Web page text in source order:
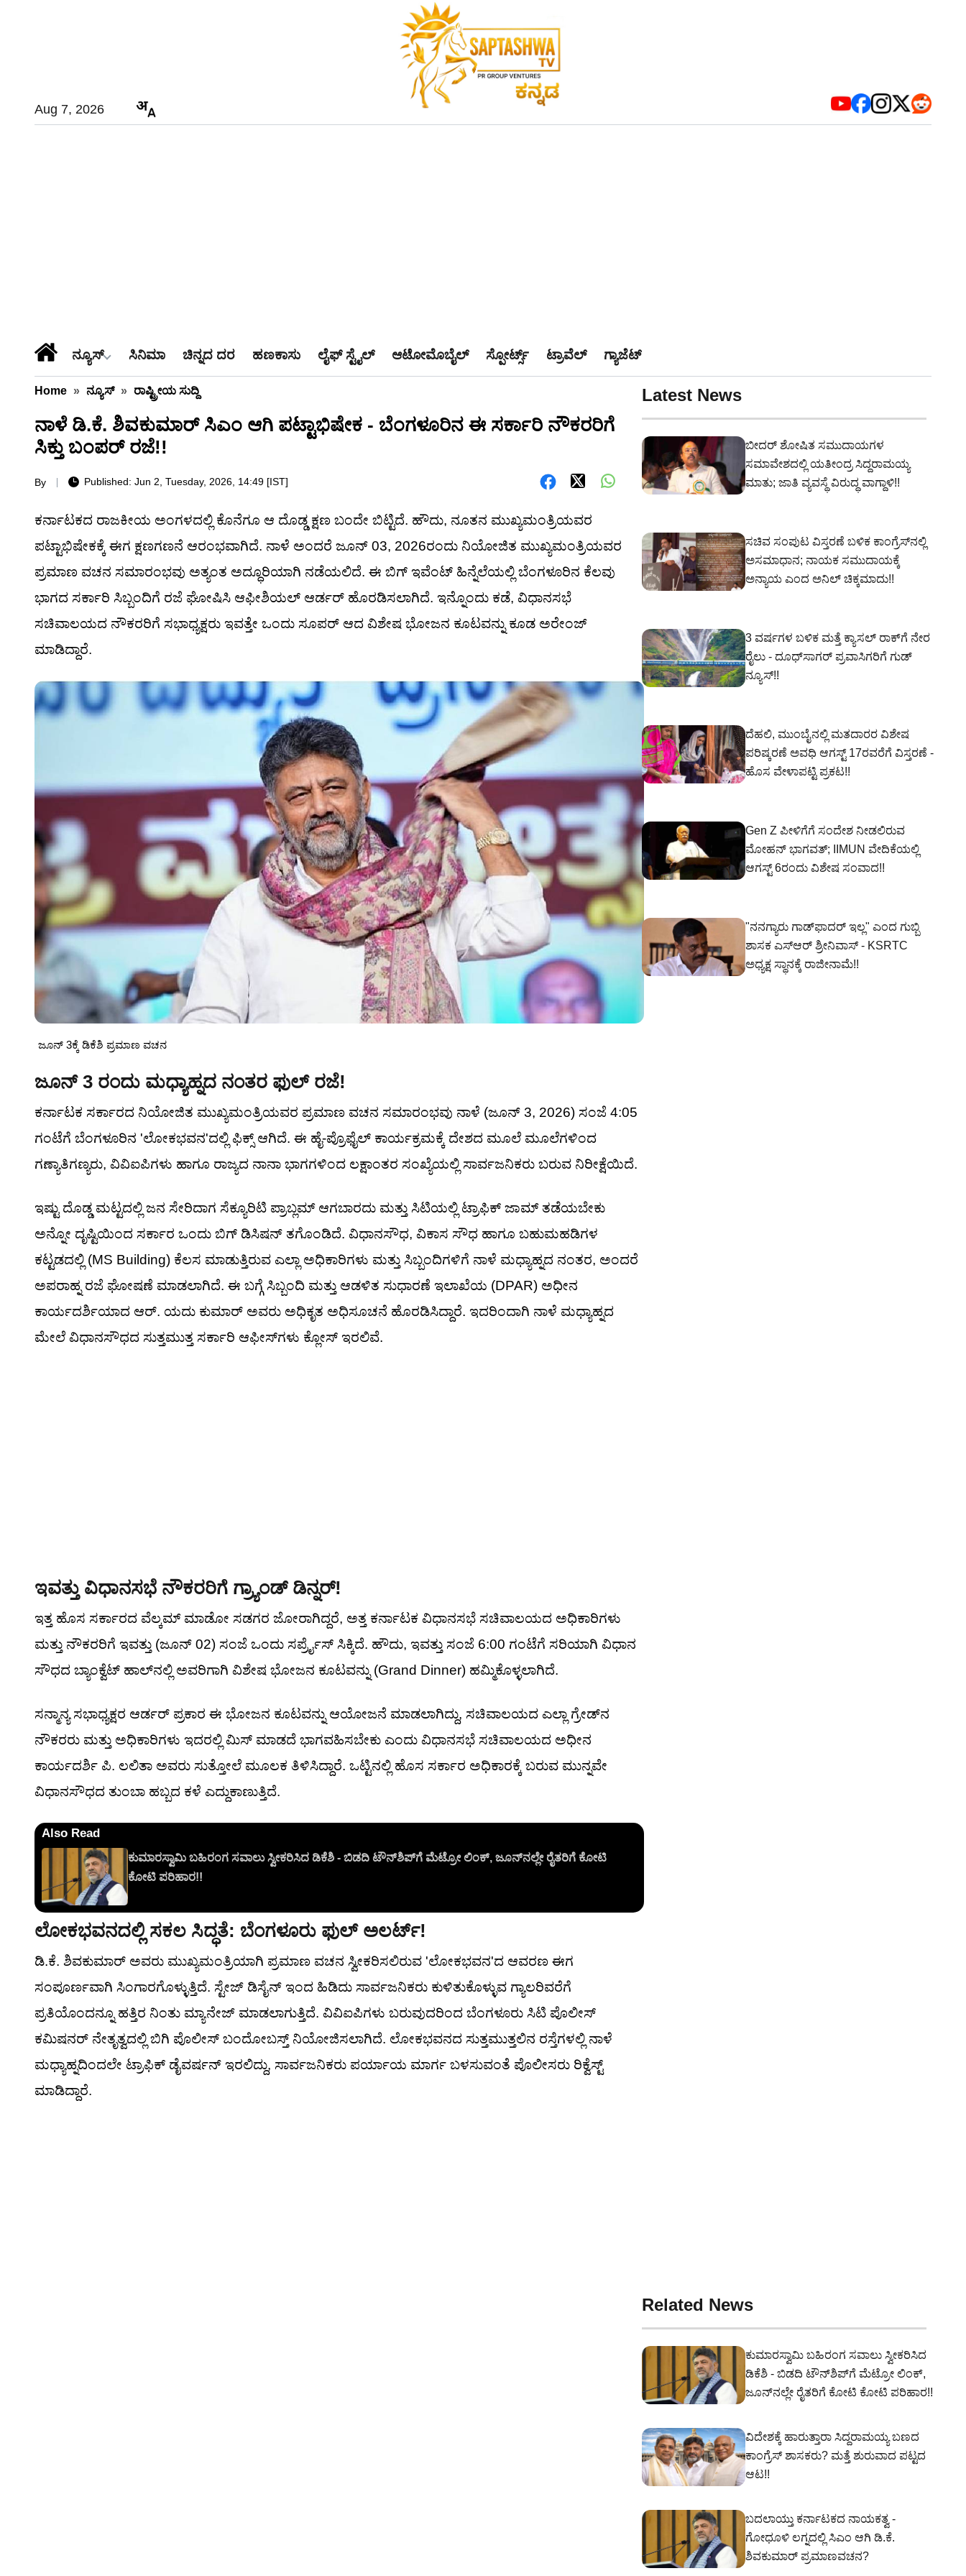
Aug 7, 2026
ನ್ಯೂಸ್ ಸಿನಿಮಾ ಚಿನ್ನದ ದರ ಹಣಕಾಸು ಲೈಫ್ ಸ್ಟೈಲ್ ಆಟೋಮೊಬೈಲ್ ಸ್ಪೋರ್ಟ್ಸ್ ಟ್ರಾವೆಲ್ ಗ್ಯಾಜೆಟ್
Home » ನ್ಯೂಸ್ » ರಾಷ್ಟ್ರೀಯ ಸುದ್ದಿ
ನಾಳೆ ಡಿ.ಕೆ. ಶಿವಕುಮಾರ್ ಸಿಎಂ ಆಗಿ ಪಟ್ಟಾಭಿಷೇಕ - ಬೆಂಗಳೂರಿನ ಈ ಸರ್ಕಾರಿ ನೌಕರರಿಗೆ
ಸಿಕ್ತು ಬಂಪರ್ ರಜೆ!!
By Published: Jun 2, Tuesday, 2026, 14:49 [IST]
ಕರ್ನಾಟಕದ ರಾಜಕೀಯ ಅಂಗಳದಲ್ಲಿ ಕೊನೆಗೂ ಆ ದೊಡ್ಡ ಕ್ಷಣ ಬಂದೇ ಬಿಟ್ಟಿದೆ. ಹೌದು, ನೂತನ ಮುಖ್ಯಮಂತ್ರಿಯವರ
ಪಟ್ಟಾಭಿಷೇಕಕ್ಕೆ ಈಗ ಕ್ಷಣಗಣನೆ ಆರಂಭವಾಗಿದೆ. ನಾಳೆ ಅಂದರೆ ಜೂನ್ 03, 2026ರಂದು ನಿಯೋಜಿತ ಮುಖ್ಯಮಂತ್ರಿಯವರ
ಪ್ರಮಾಣ ವಚನ ಸಮಾರಂಭವು ಅತ್ಯಂತ ಅದ್ಧೂರಿಯಾಗಿ ನಡೆಯಲಿದೆ. ಈ ಬಿಗ್ ಇವೆಂಟ್ ಹಿನ್ನೆಲೆಯಲ್ಲಿ ಬೆಂಗಳೂರಿನ ಕೆಲವು
ಭಾಗದ ಸರ್ಕಾರಿ ಸಿಬ್ಬಂದಿಗೆ ರಜೆ ಘೋಷಿಸಿ ಆಫೀಶಿಯಲ್ ಆರ್ಡರ್ ಹೊರಡಿಸಲಾಗಿದೆ. ಇನ್ನೊಂದು ಕಡೆ, ವಿಧಾನಸಭೆ
ಸಚಿವಾಲಯದ ನೌಕರರಿಗೆ ಸಭಾಧ್ಯಕ್ಷರು ಇವತ್ತೇ ಒಂದು ಸೂಪರ್ ಆದ ವಿಶೇಷ ಭೋಜನ ಕೂಟವನ್ನು ಕೂಡ ಅರೇಂಜ್
ಮಾಡಿದ್ದಾರೆ.
ಜೂನ್ 3ಕ್ಕೆ ಡಿಕೆಶಿ ಪ್ರಮಾಣ ವಚನ
ಜೂನ್ 3 ರಂದು ಮಧ್ಯಾಹ್ನದ ನಂತರ ಫುಲ್ ರಜೆ!
ಕರ್ನಾಟಕ ಸರ್ಕಾರದ ನಿಯೋಜಿತ ಮುಖ್ಯಮಂತ್ರಿಯವರ ಪ್ರಮಾಣ ವಚನ ಸಮಾರಂಭವು ನಾಳೆ (ಜೂನ್ 3, 2026) ಸಂಜೆ 4:05
ಗಂಟೆಗೆ ಬೆಂಗಳೂರಿನ 'ಲೋಕಭವನ'ದಲ್ಲಿ ಫಿಕ್ಸ್ ಆಗಿದೆ. ಈ ಹೈ-ಪ್ರೊಫೈಲ್ ಕಾರ್ಯಕ್ರಮಕ್ಕೆ ದೇಶದ ಮೂಲೆ ಮೂಲೆಗಳಿಂದ
ಗಣ್ಯಾತಿಗಣ್ಯರು, ವಿವಿಐಪಿಗಳು ಹಾಗೂ ರಾಜ್ಯದ ನಾನಾ ಭಾಗಗಳಿಂದ ಲಕ್ಷಾಂತರ ಸಂಖ್ಯೆಯಲ್ಲಿ ಸಾರ್ವಜನಿಕರು ಬರುವ ನಿರೀಕ್ಷೆಯಿದೆ.
ಇಷ್ಟು ದೊಡ್ಡ ಮಟ್ಟದಲ್ಲಿ ಜನ ಸೇರಿದಾಗ ಸೆಕ್ಯೂರಿಟಿ ಪ್ರಾಬ್ಲಮ್ ಆಗಬಾರದು ಮತ್ತು ಸಿಟಿಯಲ್ಲಿ ಟ್ರಾಫಿಕ್ ಜಾಮ್ ತಡೆಯಬೇಕು
ಅನ್ನೋ ದೃಷ್ಟಿಯಿಂದ ಸರ್ಕಾರ ಒಂದು ಬಿಗ್ ಡಿಸಿಷನ್ ತಗೊಂಡಿದೆ. ವಿಧಾನಸೌಧ, ವಿಕಾಸ ಸೌಧ ಹಾಗೂ ಬಹುಮಹಡಿಗಳ
ಕಟ್ಟಡದಲ್ಲಿ (MS Building) ಕೆಲಸ ಮಾಡುತ್ತಿರುವ ಎಲ್ಲಾ ಅಧಿಕಾರಿಗಳು ಮತ್ತು ಸಿಬ್ಬಂದಿಗಳಿಗೆ ನಾಳೆ ಮಧ್ಯಾಹ್ನದ ನಂತರ, ಅಂದರೆ
ಅಪರಾಹ್ನ ರಜೆ ಘೋಷಣೆ ಮಾಡಲಾಗಿದೆ. ಈ ಬಗ್ಗೆ ಸಿಬ್ಬಂದಿ ಮತ್ತು ಆಡಳಿತ ಸುಧಾರಣೆ ಇಲಾಖೆಯ (DPAR) ಅಧೀನ
ಕಾರ್ಯದರ್ಶಿಯಾದ ಆರ್. ಯದು ಕುಮಾರ್ ಅವರು ಅಧಿಕೃತ ಅಧಿಸೂಚನೆ ಹೊರಡಿಸಿದ್ದಾರೆ. ಇದರಿಂದಾಗಿ ನಾಳೆ ಮಧ್ಯಾಹ್ನದ
ಮೇಲೆ ವಿಧಾನಸೌಧದ ಸುತ್ತಮುತ್ತ ಸರ್ಕಾರಿ ಆಫೀಸ್‌ಗಳು ಕ್ಲೋಸ್ ಇರಲಿವೆ.
ಇವತ್ತು ವಿಧಾನಸಭೆ ನೌಕರರಿಗೆ ಗ್ರ್ಯಾಂಡ್ ಡಿನ್ನರ್!
ಇತ್ತ ಹೊಸ ಸರ್ಕಾರದ ವೆಲ್ಕಮ್ ಮಾಡೋ ಸಡಗರ ಜೋರಾಗಿದ್ದರೆ, ಅತ್ತ ಕರ್ನಾಟಕ ವಿಧಾನಸಭೆ ಸಚಿವಾಲಯದ ಅಧಿಕಾರಿಗಳು
ಮತ್ತು ನೌಕರರಿಗೆ ಇವತ್ತು (ಜೂನ್ 02) ಸಂಜೆ ಒಂದು ಸರ್ಪ್ರೈಸ್ ಸಿಕ್ಕಿದೆ. ಹೌದು, ಇವತ್ತು ಸಂಜೆ 6:00 ಗಂಟೆಗೆ ಸರಿಯಾಗಿ ವಿಧಾನ
ಸೌಧದ ಬ್ಯಾಂಕ್ವೆಟ್ ಹಾಲ್‌ನಲ್ಲಿ ಅವರಿಗಾಗಿ ವಿಶೇಷ ಭೋಜನ ಕೂಟವನ್ನು (Grand Dinner) ಹಮ್ಮಿಕೊಳ್ಳಲಾಗಿದೆ.
ಸನ್ಮಾನ್ಯ ಸಭಾಧ್ಯಕ್ಷರ ಆರ್ಡರ್ ಪ್ರಕಾರ ಈ ಭೋಜನ ಕೂಟವನ್ನು ಆಯೋಜನೆ ಮಾಡಲಾಗಿದ್ದು, ಸಚಿವಾಲಯದ ಎಲ್ಲಾ ಗ್ರೇಡ್‌ನ
ನೌಕರರು ಮತ್ತು ಅಧಿಕಾರಿಗಳು ಇದರಲ್ಲಿ ಮಿಸ್ ಮಾಡದೆ ಭಾಗವಹಿಸಬೇಕು ಎಂದು ವಿಧಾನಸಭೆ ಸಚಿವಾಲಯದ ಅಧೀನ
ಕಾರ್ಯದರ್ಶಿ ಪಿ. ಲಲಿತಾ ಅವರು ಸುತ್ತೋಲೆ ಮೂಲಕ ತಿಳಿಸಿದ್ದಾರೆ. ಒಟ್ಟಿನಲ್ಲಿ ಹೊಸ ಸರ್ಕಾರ ಅಧಿಕಾರಕ್ಕೆ ಬರುವ ಮುನ್ನವೇ
ವಿಧಾನಸೌಧದ ತುಂಬಾ ಹಬ್ಬದ ಕಳೆ ಎದ್ದುಕಾಣುತ್ತಿದೆ.
Also Read
ಕುಮಾರಸ್ವಾಮಿ ಬಹಿರಂಗ ಸವಾಲು ಸ್ವೀಕರಿಸಿದ ಡಿಕೆಶಿ - ಬಿಡದಿ ಟೌನ್‌ಶಿಪ್‌ಗೆ ಮೆಟ್ರೋ ಲಿಂಕ್, ಜೂನ್‌ನಲ್ಲೇ ರೈತರಿಗೆ ಕೋಟಿ
ಕೋಟಿ ಪರಿಹಾರ!!
ಲೋಕಭವನದಲ್ಲಿ ಸಕಲ ಸಿದ್ಧತೆ: ಬೆಂಗಳೂರು ಫುಲ್ ಅಲರ್ಟ್!
ಡಿ.ಕೆ. ಶಿವಕುಮಾರ್ ಅವರು ಮುಖ್ಯಮಂತ್ರಿಯಾಗಿ ಪ್ರಮಾಣ ವಚನ ಸ್ವೀಕರಿಸಲಿರುವ 'ಲೋಕಭವನ'ದ ಆವರಣ ಈಗ
ಸಂಪೂರ್ಣವಾಗಿ ಸಿಂಗಾರಗೊಳ್ಳುತ್ತಿದೆ. ಸ್ಟೇಜ್ ಡಿಸೈನ್ ಇಂದ ಹಿಡಿದು ಸಾರ್ವಜನಿಕರು ಕುಳಿತುಕೊಳ್ಳುವ ಗ್ಯಾಲರಿವರೆಗೆ
ಪ್ರತಿಯೊಂದನ್ನೂ ಹತ್ತಿರ ನಿಂತು ಮ್ಯಾನೇಜ್ ಮಾಡಲಾಗುತ್ತಿದೆ. ವಿವಿಐಪಿಗಳು ಬರುವುದರಿಂದ ಬೆಂಗಳೂರು ಸಿಟಿ ಪೊಲೀಸ್
ಕಮಿಷನರ್ ನೇತೃತ್ವದಲ್ಲಿ ಬಿಗಿ ಪೊಲೀಸ್ ಬಂದೋಬಸ್ತ್ ನಿಯೋಜಿಸಲಾಗಿದೆ. ಲೋಕಭವನದ ಸುತ್ತಮುತ್ತಲಿನ ರಸ್ತೆಗಳಲ್ಲಿ ನಾಳೆ
ಮಧ್ಯಾಹ್ನದಿಂದಲೇ ಟ್ರಾಫಿಕ್ ಡೈವರ್ಷನ್ ಇರಲಿದ್ದು, ಸಾರ್ವಜನಿಕರು ಪರ್ಯಾಯ ಮಾರ್ಗ ಬಳಸುವಂತೆ ಪೊಲೀಸರು ರಿಕ್ವೆಸ್ಟ್
ಮಾಡಿದ್ದಾರೆ.
Latest News
ಬೀದರ್ ಶೋಷಿತ ಸಮುದಾಯಗಳ
ಸಮಾವೇಶದಲ್ಲಿ ಯತೀಂದ್ರ ಸಿದ್ದರಾಮಯ್ಯ
ಮಾತು; ಜಾತಿ ವ್ಯವಸ್ಥೆ ವಿರುದ್ಧ ವಾಗ್ದಾಳಿ!!
ಸಚಿವ ಸಂಪುಟ ವಿಸ್ತರಣೆ ಬಳಿಕ ಕಾಂಗ್ರೆಸ್‌ನಲ್ಲಿ
ಅಸಮಾಧಾನ; ನಾಯಕ ಸಮುದಾಯಕ್ಕೆ
ಅನ್ಯಾಯ ಎಂದ ಅನಿಲ್ ಚಿಕ್ಕಮಾದು!!
3 ವರ್ಷಗಳ ಬಳಿಕ ಮತ್ತೆ ಕ್ಯಾಸಲ್ ರಾಕ್‌ಗೆ ನೇರ
ರೈಲು - ದೂಧ್‌ಸಾಗರ್ ಪ್ರವಾಸಿಗರಿಗೆ ಗುಡ್
ನ್ಯೂಸ್!!
ದೆಹಲಿ, ಮುಂಬೈನಲ್ಲಿ ಮತದಾರರ ವಿಶೇಷ
ಪರಿಷ್ಕರಣೆ ಅವಧಿ ಆಗಸ್ಟ್ 17ರವರೆಗೆ ವಿಸ್ತರಣೆ -
ಹೊಸ ವೇಳಾಪಟ್ಟಿ ಪ್ರಕಟ!!
Gen Z ಪೀಳಿಗೆಗೆ ಸಂದೇಶ ನೀಡಲಿರುವ
ಮೋಹನ್ ಭಾಗವತ್; IIMUN ವೇದಿಕೆಯಲ್ಲಿ
ಆಗಸ್ಟ್ 6ರಂದು ವಿಶೇಷ ಸಂವಾದ!!
"ನನಗ್ಯಾರು ಗಾಡ್‌ಫಾದರ್ ಇಲ್ಲ" ಎಂದ ಗುಬ್ಬಿ
ಶಾಸಕ ಎಸ್‌ಆರ್‌ ಶ್ರೀನಿವಾಸ್‌ - KSRTC
ಅಧ್ಯಕ್ಷ ಸ್ಥಾನಕ್ಕೆ ರಾಜೀನಾಮೆ!!
Related News
ಕುಮಾರಸ್ವಾಮಿ ಬಹಿರಂಗ ಸವಾಲು ಸ್ವೀಕರಿಸಿದ
ಡಿಕೆಶಿ - ಬಿಡದಿ ಟೌನ್‌ಶಿಪ್‌ಗೆ ಮೆಟ್ರೋ ಲಿಂಕ್,
ಜೂನ್‌ನಲ್ಲೇ ರೈತರಿಗೆ ಕೋಟಿ ಕೋಟಿ ಪರಿಹಾರ!!
ವಿದೇಶಕ್ಕೆ ಹಾರುತ್ತಾರಾ ಸಿದ್ದರಾಮಯ್ಯ ಬಣದ
ಕಾಂಗ್ರೆಸ್ ಶಾಸಕರು? ಮತ್ತೆ ಶುರುವಾದ ಪಟ್ಟದ
ಆಟ!!
ಬದಲಾಯ್ತು ಕರ್ನಾಟಕದ ನಾಯಕತ್ವ -
ಗೋಧೂಳಿ ಲಗ್ನದಲ್ಲಿ ಸಿಎಂ ಆಗಿ ಡಿ.ಕೆ.
ಶಿವಕುಮಾರ್ ಪ್ರಮಾಣವಚನ?